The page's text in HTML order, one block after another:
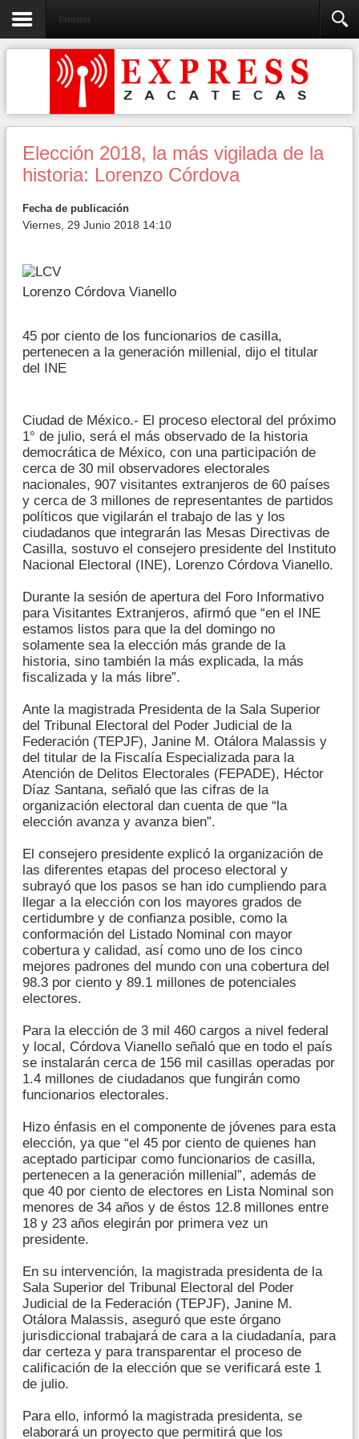
Elecciones
Elección 2018, la más vigilada de la
historia: Lorenzo Córdova
Fecha de publicación
Viernes, 29 Junio 2018 14:10
Lorenzo Córdova Vianello
45 por ciento de los funcionarios de casilla,
pertenecen a la generación millenial, dijo el titular
del INE
Ciudad de México.- El proceso electoral del próximo
1° de julio, será el más observado de la historia
democrática de México, con una participación de
cerca de 30 mil observadores electorales
nacionales, 907 visitantes extranjeros de 60 países
y cerca de 3 millones de representantes de partidos
políticos que vigilarán el trabajo de las y los
ciudadanos que integrarán las Mesas Directivas de
Casilla, sostuvo el consejero presidente del Instituto
Nacional Electoral (INE), Lorenzo Córdova Vianello.
Durante la sesión de apertura del Foro Informativo
para Visitantes Extranjeros, afirmó que “en el INE
estamos listos para que la del domingo no
solamente sea la elección más grande de la
historia, sino también la más explicada, la más
fiscalizada y la más libre”.
Ante la magistrada Presidenta de la Sala Superior
del Tribunal Electoral del Poder Judicial de la
Federación (TEPJF), Janine M. Otálora Malassis y
del titular de la Fiscalía Especializada para la
Atención de Delitos Electorales (FEPADE), Héctor
Díaz Santana, señaló que las cifras de la
organización electoral dan cuenta de que “la
elección avanza y avanza bien”.
El consejero presidente explicó la organización de
las diferentes etapas del proceso electoral y
subrayó que los pasos se han ido cumpliendo para
llegar a la elección con los mayores grados de
certidumbre y de confianza posible, como la
conformación del Listado Nominal con mayor
cobertura y calidad, así como uno de los cinco
mejores padrones del mundo con una cobertura del
98.3 por ciento y 89.1 millones de potenciales
electores.
Para la elección de 3 mil 460 cargos a nivel federal
y local, Córdova Vianello señaló que en todo el país
se instalarán cerca de 156 mil casillas operadas por
1.4 millones de ciudadanos que fungirán como
funcionarios electorales.
Hizo énfasis en el componente de jóvenes para esta
elección, ya que “el 45 por ciento de quienes han
aceptado participar como funcionarios de casilla,
pertenecen a la generación millenial”, además de
que 40 por ciento de electores en Lista Nominal son
menores de 34 años y de éstos 12.8 millones entre
18 y 23 años elegirán por primera vez un
presidente.
En su intervención, la magistrada presidenta de la
Sala Superior del Tribunal Electoral del Poder
Judicial de la Federación (TEPJF), Janine M.
Otálora Malassis, aseguró que este órgano
jurisdiccional trabajará de cara a la ciudadanía, para
dar certeza y para transparentar el proceso de
calificación de la elección que se verificará este 1
de julio.
Para ello, informó la magistrada presidenta, se
elaborará un proyecto que permitirá que los